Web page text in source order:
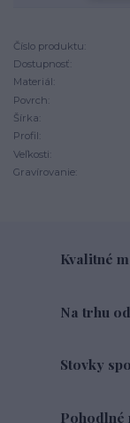
Číslo produktu:
Dostupnosť:
Materiál:
Povrch:
Šírka:
Profil:
Veľkosti:
Gravírovanie:
Kvalitné
Na trhu
Stovky
Pohodlné